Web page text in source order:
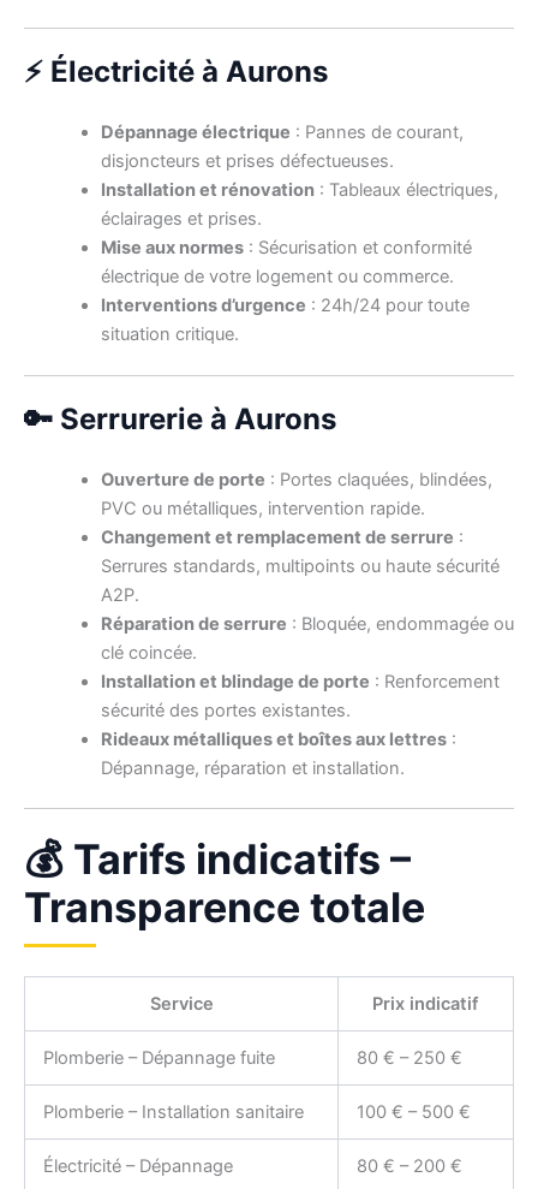
⚡ Électricité à Aurons
Dépannage électrique : Pannes de courant,
disjoncteurs et prises défectueuses.
Installation et rénovation: Tableaux électriques,
éclairages et prises.
Mise aux normes: Sécurisation et conformité
électrique de votre logement ou commerce.
Interventions d’urgence : 24h/24 pour toute
situation critique.
🔑 Serrurerie à Aurons
Ouverture de porte : Portes claquées, blindées,
PVC ou métalliques, intervention rapide.
Changement et remplacement de serrure :
Serrures standards, multipoints ou haute sécurité
A2P.
Réparation de serrure : Bloquée, endommagée ou
clé coincée.
Installation et blindage de porte : Renforcement
sécurité des portes existantes.
Rideaux métalliques et boîtes aux lettres:
Dépannage, réparation et installation.
💰 Tarifs indicatifs –
Transparence totale
Service Prix indicatif
Plomberie – Dépannage fuite 80 € – 250 €
Plomberie – Installation sanitaire 100 € – 500 €
Électricité – Dépannage 80 € – 200 €